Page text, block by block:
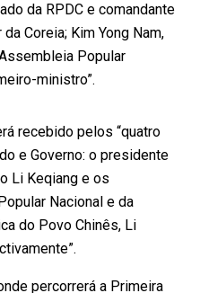
da RPDC e comandante
Coreia; Kim Yong Nam,
Popular
ministro”.
recebido pelos “quatro
e Governo: o presidente
Li Keqiang e os
Nacional e da
do Povo Chinês, Li
percorrerá a Primeira